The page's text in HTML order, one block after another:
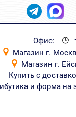
Офис:
Магазин г.
Магазин г.
Купить с
и форма на